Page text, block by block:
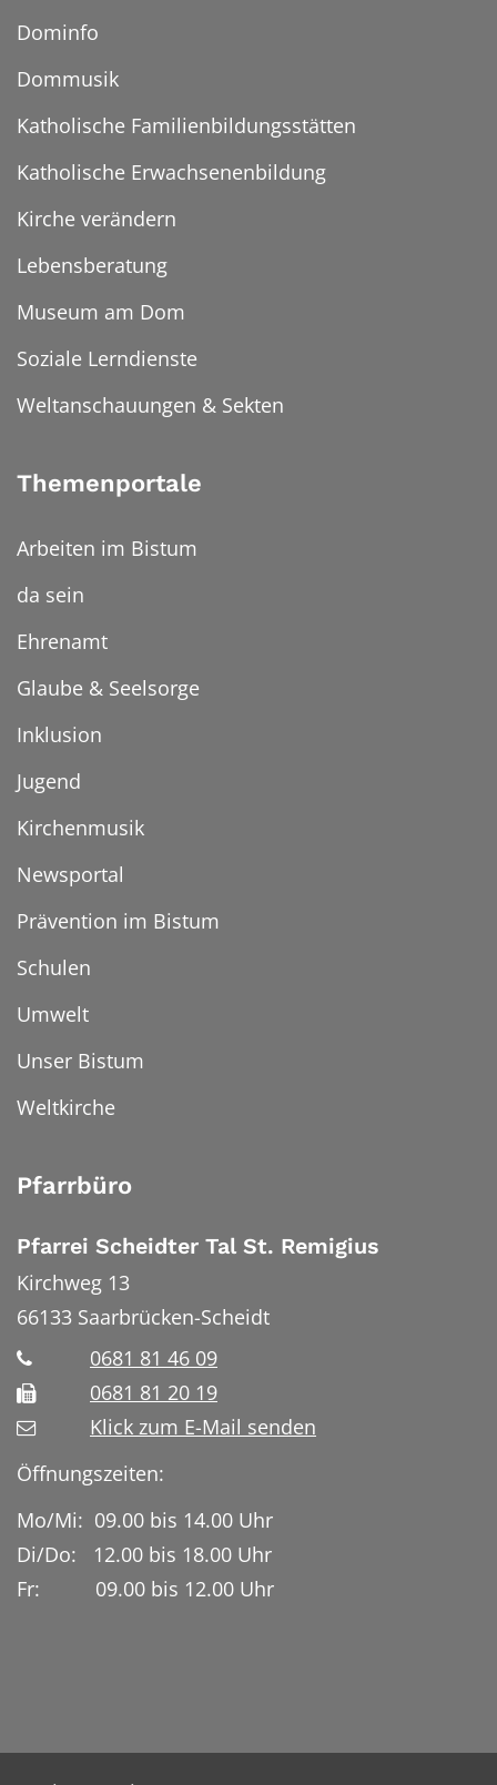
Dominfo
Dommusik
Katholische Familienbildungsstätten
Katholische Erwachsenenbildung
Kirche verändern
Lebensberatung
Museum am Dom
Soziale Lerndienste
Weltanschauungen & Sekten
Themenportale
Arbeiten im Bistum
da sein
Ehrenamt
Glaube & Seelsorge
Inklusion
Jugend
Kirchenmusik
Newsportal
Prävention im Bistum
Schulen
Umwelt
Unser Bistum
Weltkirche
Pfarrbüro
Pfarrei Scheidter Tal St. Remigius
Kirchweg 13
66133 Saarbrücken-Scheidt
0681 81 46 09
0681 81 20 19
Klick zum E-Mail senden
Öffnungszeiten:
Mo/Mi: 09.00 bis 14.00 Uhr
Di/Do: 12.00 bis 18.00 Uhr
Fr: 09.00 bis 12.00 Uhr